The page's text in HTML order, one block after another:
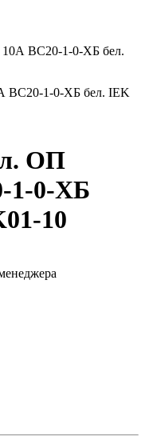
ВС20-1-0-ХБ бел.
ОП
1-0-ХБ
10